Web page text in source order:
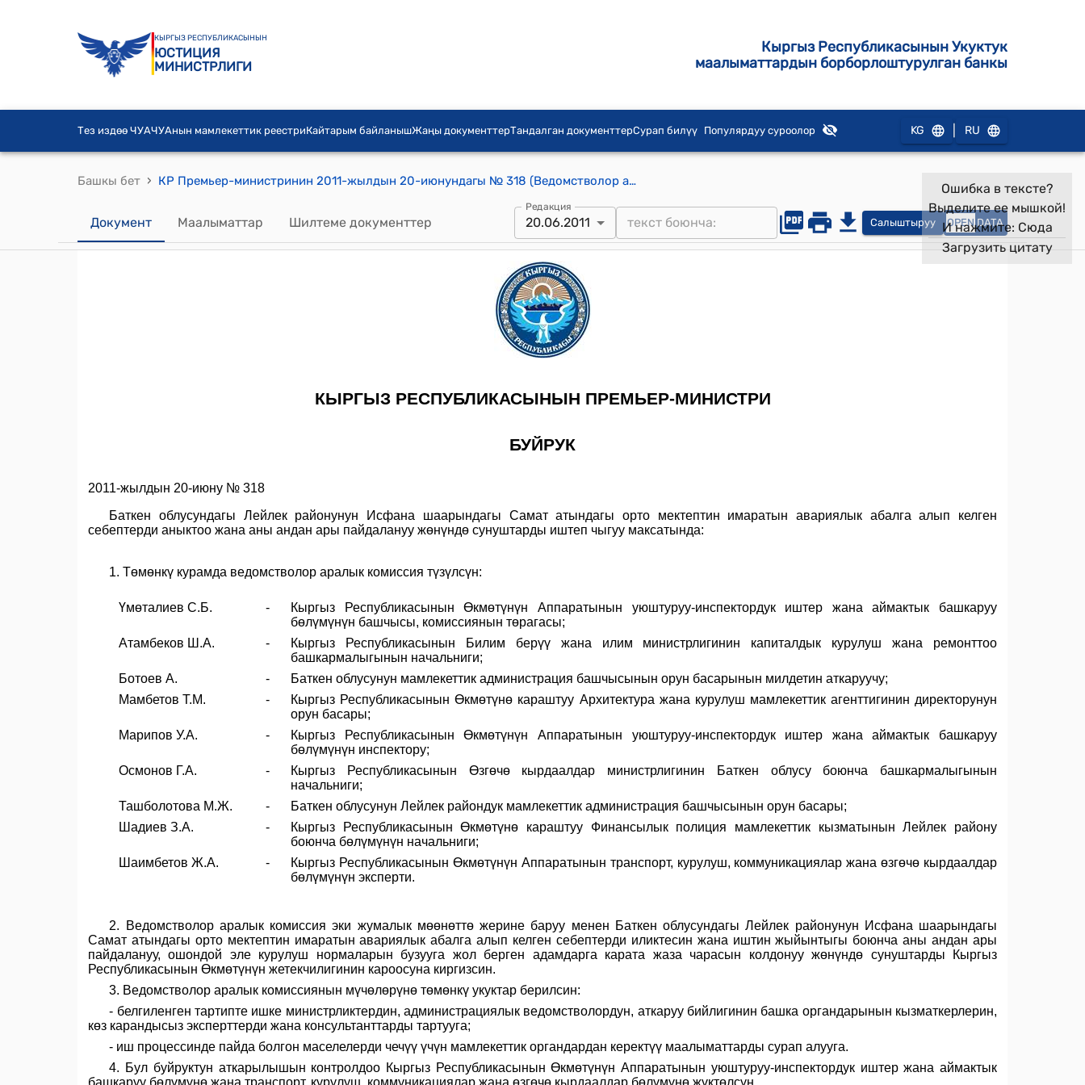
КЫРГЫЗ РЕСПУБЛИКАСЫНЫН
ЮСТИЦИЯ
МИНИСТРЛИГИ
Кыргыз Республикасынын Укуктук
маалыматтардын борборлоштурулган банкы
Тез издөө ЧУАЧУАнын мамлекеттик реестриКайтарым байланышЖаңы документтерТандалган документтерСурап билүү Популярдуу суроолор KG RU
Башкы бет › КР Премьер-министринин 2011-жылдын 20-июнундагы № 318 (Ведомстволор аралык комиссия түзүү тууралуу) буйругу
Документ Маалыматтар Шилтеме документтер
Редакция
20.06.2011 Салыштыруу OPEN DATA
Ошибка в тексте?
Выделите ее мышкой!
И нажмите: Сюда
Загрузить цитату